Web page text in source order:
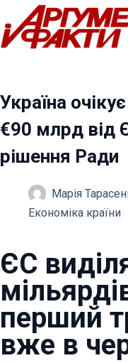
Перейти
до
вмісту
Україна
€90 млрд від
рішення Ради
Марія
Економіка країни
ЄС
перший
вже в